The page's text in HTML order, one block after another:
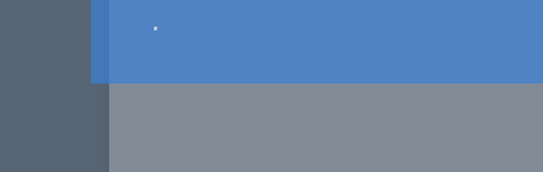
.